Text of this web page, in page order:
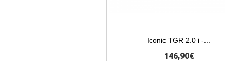
Iconic TGR 2.0 i -...
146,90€